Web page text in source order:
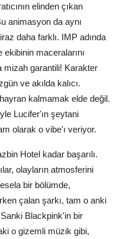
elinden çıkan
animasyon da aynı
daha farklı. IMP adında
maceralarını
mizah garantili! Karakter
ve akılda kalıcı.
kalmamak elde değil.
Lucifer'ın şeytani
olarak o vibe'ı veriyor.
Hotel kadar başarılı.
olayların atmosferini
bir bölümde,
çalan şarkı, tam o anki
Blackpink'in bir
o gizemli müzik gibi,